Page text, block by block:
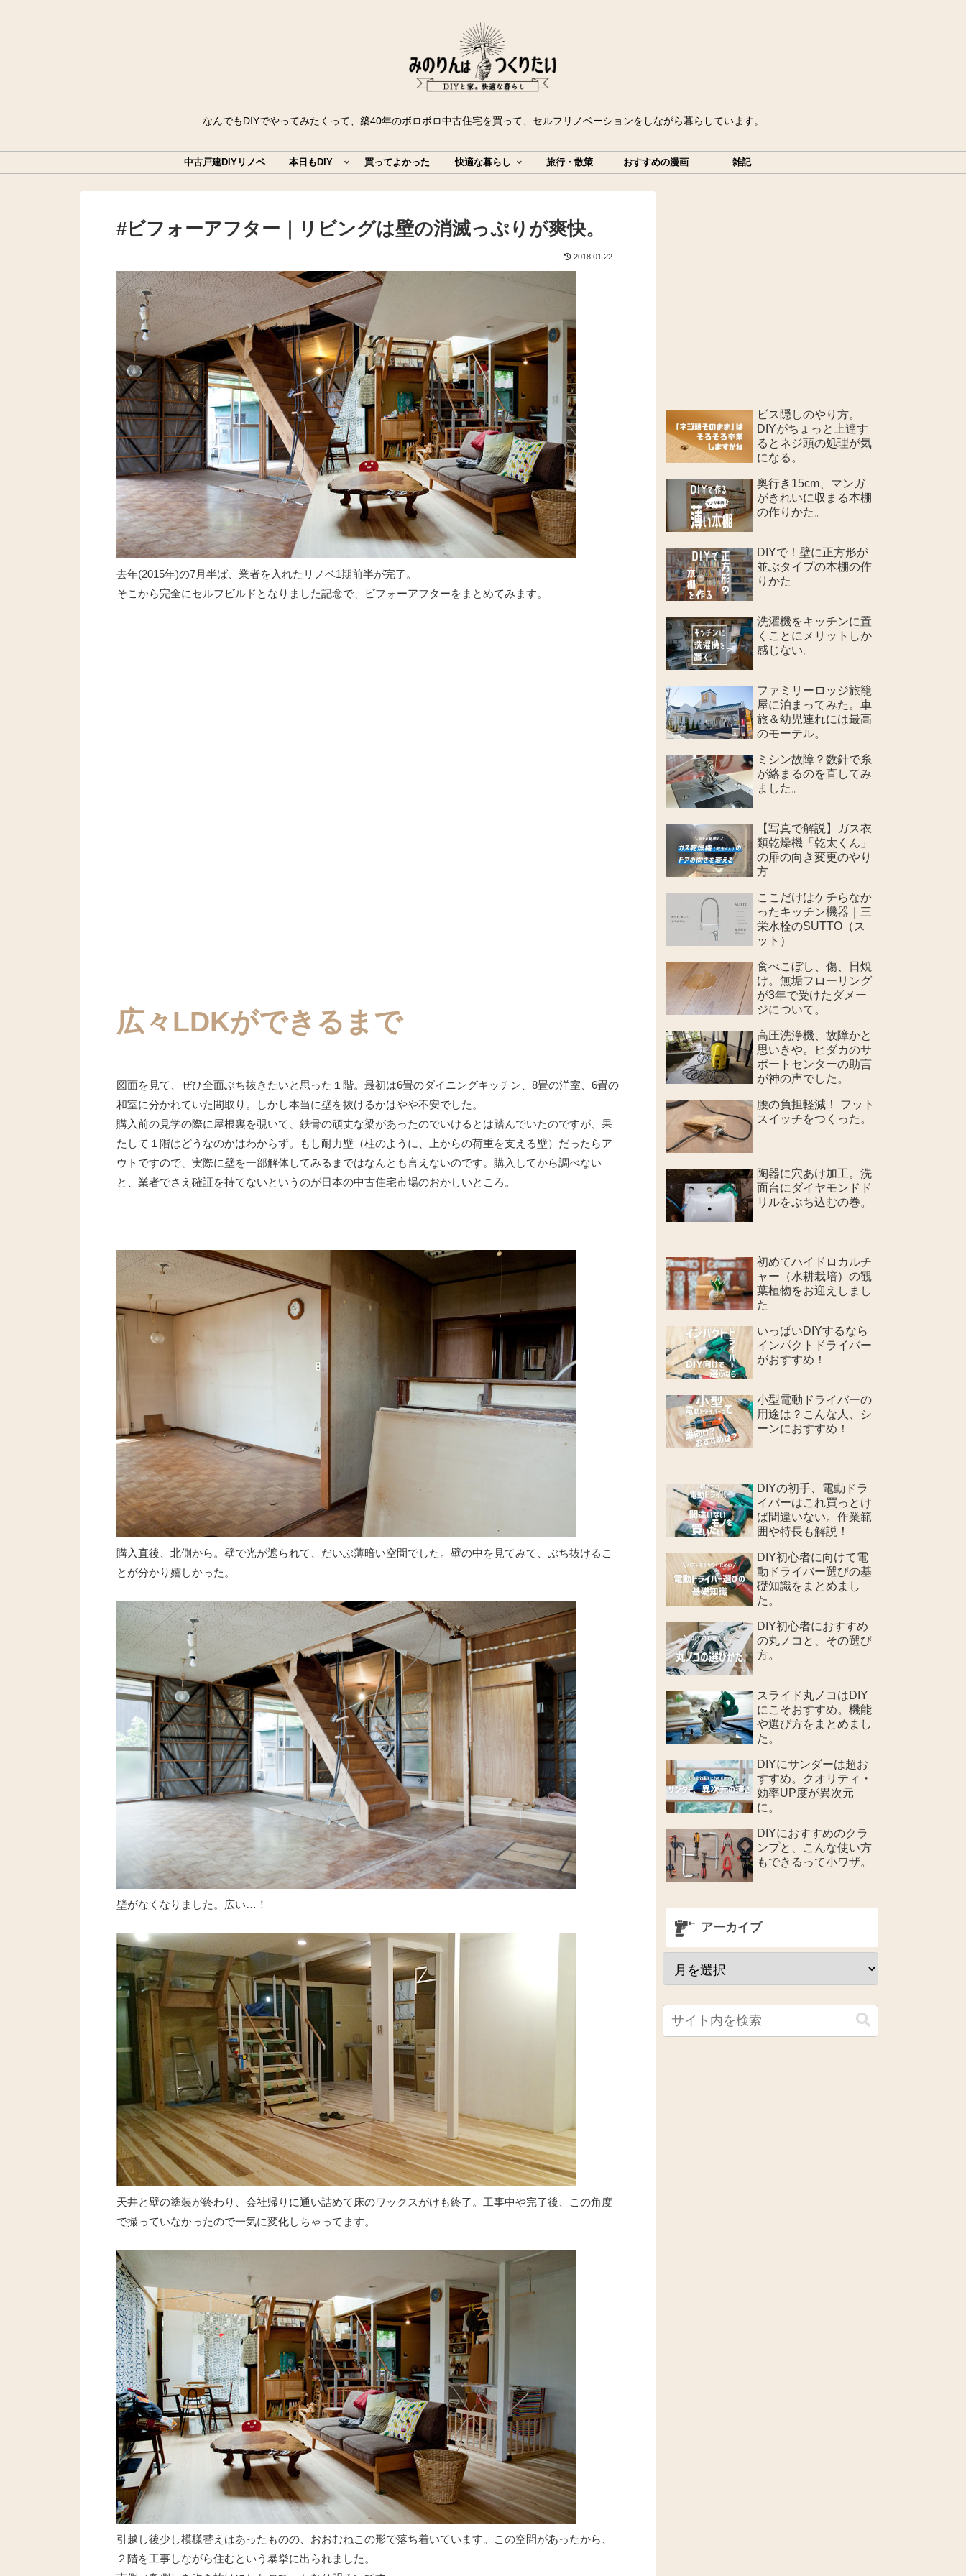
なんでもDIYでやってみたくって、築40年のボロボロ中古住宅を買って、セルフリノベーションをしながら暮らしています。
中古戸建DIYリノベ 本日もDIY 買ってよかった 快適な暮らし 旅行・散策 おすすめの漫画 雑記
#ビフォーアフター｜リビングは壁の消滅っぷりが爽快。
2018.01.22
去年(2015年)の7月半ば、業者を入れたリノベ1期前半が完了。
そこから完全にセルフビルドとなりました記念で、ビフォーアフターをまとめてみます。
広々LDKができるまで
図面を見て、ぜひ全面ぶち抜きたいと思った１階。最初は6畳のダイニングキッチン、8畳の洋室、6畳の
和室に分かれていた間取り。しかし本当に壁を抜けるかはやや不安でした。
購入前の見学の際に屋根裏を覗いて、鉄骨の頑丈な梁があったのでいけるとは踏んでいたのですが、果
たして１階はどうなのかはわからず。もし耐力壁（柱のように、上からの荷重を支える壁）だったらア
ウトですので、実際に壁を一部解体してみるまではなんとも言えないのです。購入してから調べない
と、業者でさえ確証を持てないというのが日本の中古住宅市場のおかしいところ。
購入直後、北側から。壁で光が遮られて、だいぶ薄暗い空間でした。壁の中を見てみて、ぶち抜けるこ
とが分かり嬉しかった。
壁がなくなりました。広い…！
天井と壁の塗装が終わり、会社帰りに通い詰めて床のワックスがけも終了。工事中や完了後、この角度
で撮っていなかったので一気に変化しちゃってます。
引越し後少し模様替えはあったものの、おおむねこの形で落ち着いています。この空間があったから、
２階を工事しながら住むという暴挙に出られました。
ビス隠しのやり方。
DIYがちょっと上達す
るとネジ頭の処理が気
になる。
奥行き15cm、マンガ
がきれいに収まる本棚
の作りかた。
DIYで！壁に正方形が
並ぶタイプの本棚の作
りかた
洗濯機をキッチンに置
くことにメリットしか
感じない。
ファミリーロッジ旅籠
屋に泊まってみた。車
旅＆幼児連れには最高
のモーテル。
ミシン故障？数針で糸
が絡まるのを直してみ
ました。
【写真で解説】ガス衣
類乾燥機「乾太くん」
の扉の向き変更のやり
方
ここだけはケチらなか
ったキッチン機器｜三
栄水栓のSUTTO（ス
ット）
食べこぼし、傷、日焼
け。無垢フローリング
が3年で受けたダメー
ジについて。
高圧洗浄機、故障かと
思いきや。ヒダカのサ
ポートセンターの助言
が神の声でした。
腰の負担軽減！ フット
スイッチをつくった。
陶器に穴あけ加工。洗
面台にダイヤモンドド
リルをぶち込むの巻。
初めてハイドロカルチ
ャー（水耕栽培）の観
葉植物をお迎えしまし
た
いっぱいDIYするなら
インパクトドライバー
がおすすめ！
小型電動ドライバーの
用途は？こんな人、シ
ーンにおすすめ！
DIYの初手、電動ドラ
イバーはこれ買っとけ
ば間違いない。作業範
囲や特長も解説！
DIY初心者に向けて電
動ドライバー選びの基
礎知識をまとめまし
た。
DIY初心者におすすめ
の丸ノコと、その選び
方。
スライド丸ノコはDIY
にこそおすすめ。機能
や選び方をまとめまし
た。
DIYにサンダーは超お
すすめ。クオリティ・
効率UP度が異次元
に。
DIYにおすすめのクラ
ンプと、こんな使い方
もできるって小ワザ。
アーカイブ